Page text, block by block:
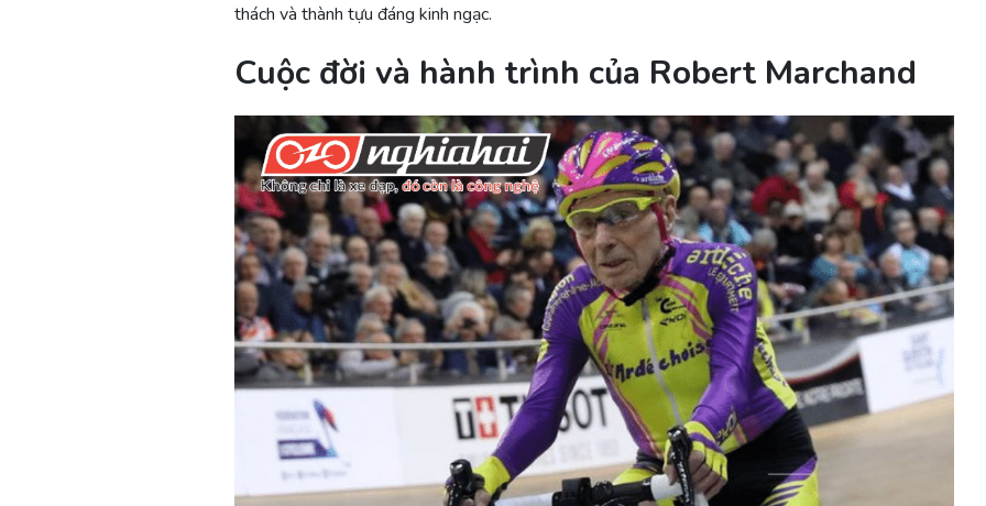
thách và thành tựu đáng kinh ngạc.
Cuộc đời và hành trình của Robert Marchand